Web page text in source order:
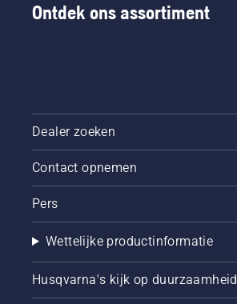
Ontdek ons assortiment
Dealer zoeken
Contact opnemen
Pers
Wettelijke productinformatie
Husqvarna's kijk op duurzaamheid